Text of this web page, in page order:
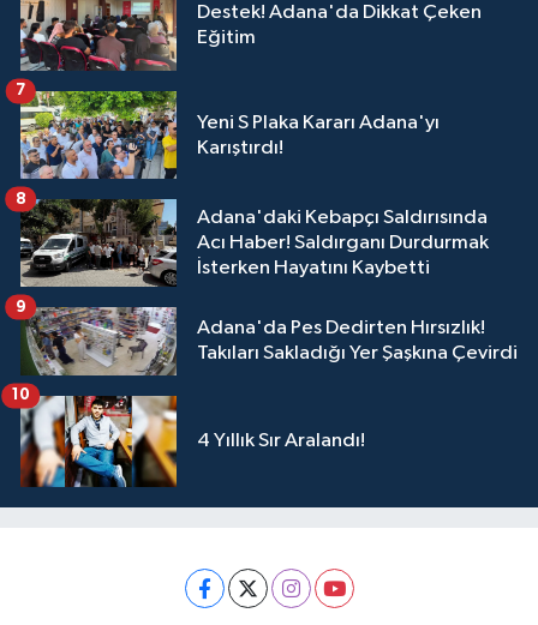
Destek! Adana'da Dikkat Çeken
Eğitim
Yeni S Plaka Kararı Adana'yı
Karıştırdı!
7
Adana'daki Kebapçı Saldırısında
Acı Haber! Saldırganı Durdurmak
İsterken Hayatını Kaybetti
8
Adana'da Pes Dedirten Hırsızlık!
Takıları Sakladığı Yer Şaşkına Çevirdi
9
4 Yıllık Sır Aralandı!
10